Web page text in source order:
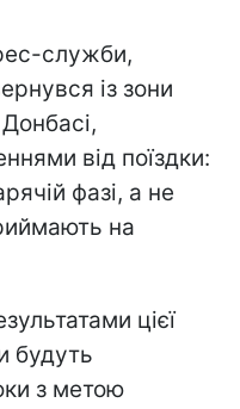
служби,
із зони
від поїздки:
фазі, а не
на
цієї
будуть
з метою